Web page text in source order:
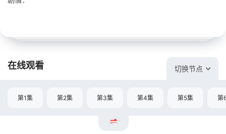
在线观看 切换节点
第1集 第2集 第3集 第4集 第5集 第